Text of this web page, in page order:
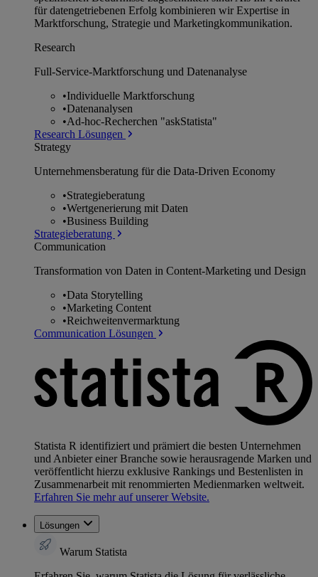
für datengetriebenen Erfolg kombinieren wir Expertise in
Marktforschung, Strategie und Marketingkommunikation.
Research
Full-Service-Marktforschung und Datenanalyse
•Individuelle Marktforschung
•Datenanalysen
•Ad-hoc-Recherchen "askStatista"
Research Lösungen
Strategy
Unternehmens­beratung für die Data-Driven Economy
•Strategieberatung
•Wertgenerierung mit Daten
•Business Building
Strategieberatung
Communication
Transformation von Daten in Content-Marketing und Design
•Data Storytelling
•Marketing Content
•Reichweitenvermarktung
Communication Lösungen
Statista R identifiziert und prämiert die besten Unternehmen
und Anbieter einer Branche sowie herausragende Marken und
veröffentlicht hierzu exklusive Rankings und Bestenlisten in
Zusammenarbeit mit renommierten Medienmarken weltweit.
Erfahren Sie mehr auf unserer Website.
Lösungen
Warum Statista